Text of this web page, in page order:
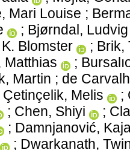
Mari Louise ;
; Bjørndal,
Blomster
; Brik,
Matthias
;
Martin ; de
Çetinçelik, Melis ;
; Chen, Shiyi ;
; Damnjanović,
; Dwarkanath,